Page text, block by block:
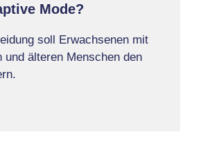
Mode?
soll Erwachsenen mit
und älteren Menschen den